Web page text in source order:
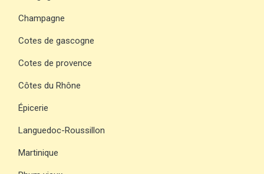
Champagne
Cotes de gascogne
Cotes de provence
Côtes du Rhône
Épicerie
Languedoc-Roussillon
Martinique